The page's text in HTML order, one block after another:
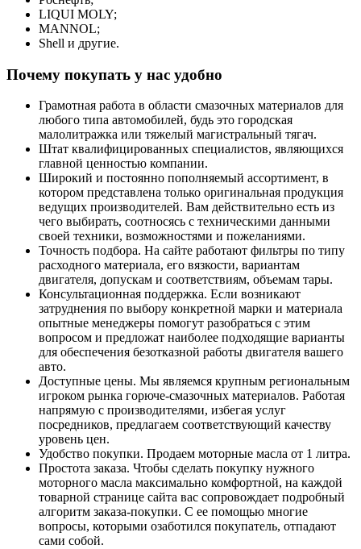
LIQUI MOLY;
MANNOL;
Shell и другие.
Почему покупать у нас удобно
Грамотная работа в области смазочных материалов для
любого типа автомобилей, будь это городская
малолитражка или тяжелый магистральный тягач.
Штат квалифицированных специалистов, являющихся
главной ценностью компании.
Широкий и постоянно пополняемый ассортимент, в
котором представлена только оригинальная продукция
ведущих производителей. Вам действительно есть из
чего выбирать, соотносясь с техническими данными
своей техники, возможностями и пожеланиями.
Точность подбора. На сайте работают фильтры по типу
расходного материала, его вязкости, вариантам
двигателя, допускам и соответствиям, объемам тары.
Консультационная поддержка. Если возникают
затруднения по выбору конкретной марки и материала
опытные менеджеры помогут разобраться с этим
вопросом и предложат наиболее подходящие варианты
для обеспечения безотказной работы двигателя вашего
авто.
Доступные цены. Мы являемся крупным региональным
игроком рынка горюче-смазочных материалов. Работая
напрямую с производителями, избегая услуг
посредников, предлагаем соответствующий качеству
уровень цен.
Удобство покупки. Продаем моторные масла от 1 литра.
Простота заказа. Чтобы сделать покупку нужного
моторного масла максимально комфортной, на каждой
товарной странице сайта вас сопровождает подробный
алгоритм заказа-покупки. С ее помощью многие
вопросы, которыми озаботился покупатель, отпадают
сами собой.